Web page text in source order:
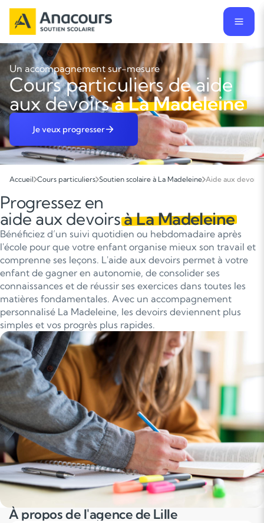
Un accompagnement sur-mesure
Cours particuliers de aide
aux devoirsà La Madeleine
Je veux progresser
Accueil Cours particuliers Soutien scolaire à La Madeleine Aide aux devoirs
Progressez en
aide aux devoirsà La Madeleine
Bénéficiez d’un suivi quotidien ou hebdomadaire après
l'école pour que votre enfant organise mieux son travail et
comprenne ses leçons. L'aide aux devoirs permet à votre
enfant de gagner en autonomie, de consolider ses
connaissances et de réussir ses exercices dans toutes les
matières fondamentales. Avec un accompagnement
personnalisé La Madeleine, les devoirs deviennent plus
simples et vos progrès plus rapides.
À propos de l'agence de Lille